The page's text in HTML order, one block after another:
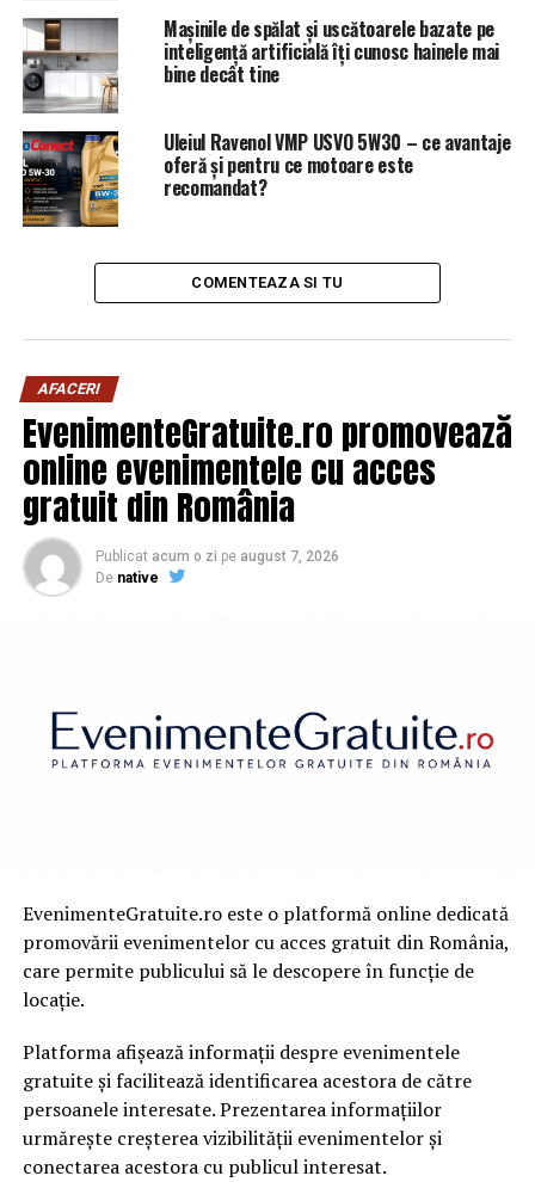
Ieşire de spital a lui Teodorovici! Degeaba îl dai afară;
sunt prea mulţi care ştiu adevărul / Comisarul de
Prahova – Comisarul de Prahova
Mașinile de spălat și uscătoarele bazate pe
inteligență artificială îți cunosc hainele mai
bine decât tine
Uleiul Ravenol VMP USVO 5W30 – ce avantaje
oferă și pentru ce motoare este
recomandat?
COMENTEAZA SI TU
AFACERI
EvenimenteGratuite.ro promovează
online evenimentele cu acces
gratuit din România
Publicat acum o zi pe august 7, 2026
De native
EvenimenteGratuite.ro este o platformă online dedicată
promovării evenimentelor cu acces gratuit din România,
care permite publicului să le descopere în funcție de
locație.
Platforma afișează informații despre evenimentele
gratuite și facilitează identificarea acestora de către
persoanele interesate. Prezentarea informațiilor
urmărește creșterea vizibilității evenimentelor și
conectarea acestora cu publicul interesat.